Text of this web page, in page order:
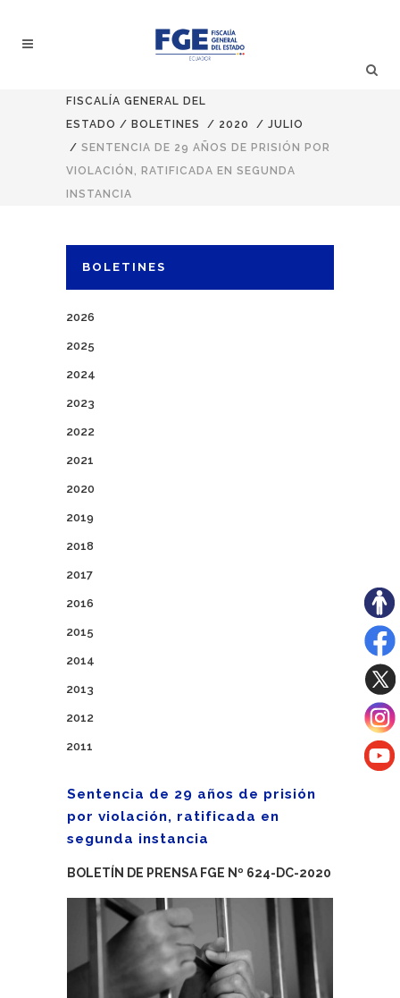
FISCALÍA GENERAL DEL
ESTADO / BOLETINES / 2020 / JULIO
/ SENTENCIA DE 29 AÑOS DE PRISIÓN POR
VIOLACIÓN, RATIFICADA EN SEGUNDA
INSTANCIA
BOLETINES
2026
2025
2024
2023
2022
2021
2020
2019
2018
2017
2016
2015
2014
2013
2012
2011
Sentencia de 29 años de prisión
por violación, ratificada en
segunda instancia
BOLETÍN DE PRENSA FGE Nº 624-DC-2020